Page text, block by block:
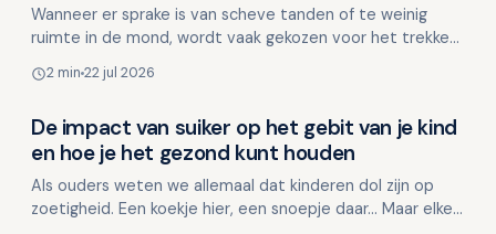
Wanneer er sprake is van scheve tanden of te weinig
ruimte in de mond, wordt vaak gekozen voor het trekken
2 min 22 jul 2026
Kinderen en mondgezondheid
De impact van suiker op het gebit van je kind
en hoe je het gezond kunt houden
Als ouders weten we allemaal dat kinderen dol zijn op
zoetigheid. Een koekje hier, een snoepje daar... Maar elke